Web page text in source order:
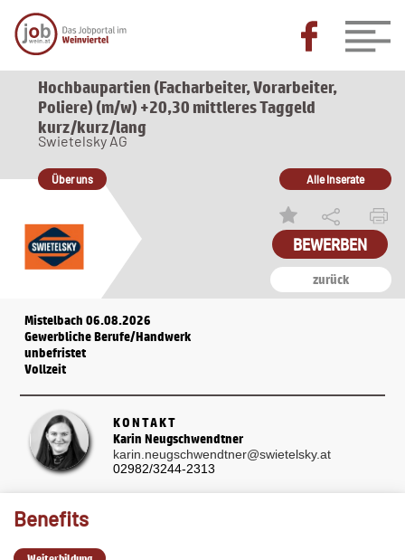
Hochbaupartien (Facharbeiter, Vorarbeiter,
Poliere) (m/w) +20,30 mittleres Taggeld
kurz/kurz/lang
zurück
Swietelsky AG
Über uns Alle Inserate
BEWERBEN
Mistelbach 06.08.2026
Gewerbliche Berufe/Handwerk
unbefristet
Vollzeit
KONTAKT
Karin Neugschwendtner
karin.neugschwendtner@swietelsky.at
02982/3244-2313
Benefits